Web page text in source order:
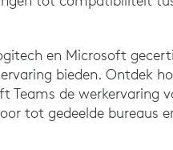
en Microsoft
bieden. Ontdek
Teams de werkervaring
tot gedeelde bureaus